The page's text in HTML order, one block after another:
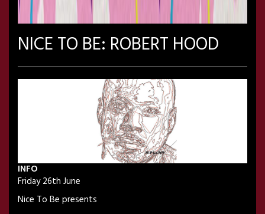
NICE TO BE: ROBERT HOOD
INFO
Friday 26th June
Nice To Be presents